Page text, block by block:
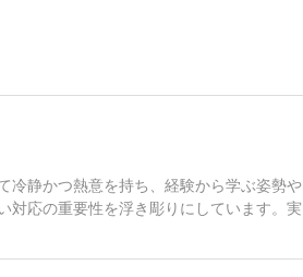
冷静かつ熱意を持ち、経験から学ぶ姿勢や
対応の重要性を浮き彫りにしています。実